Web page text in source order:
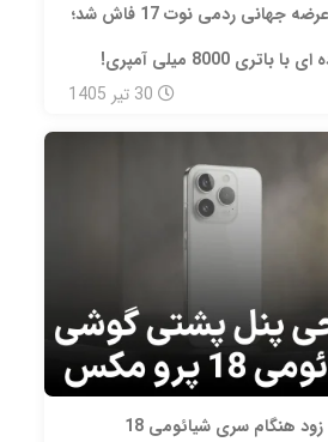
تاریخ عرضه جهانی ردمی نوت 17 فاش شد؛
باتری 8000 میلی‌ آمپری!
30 تیر 1405
معرفی زود هنگام سری شیائومی 18